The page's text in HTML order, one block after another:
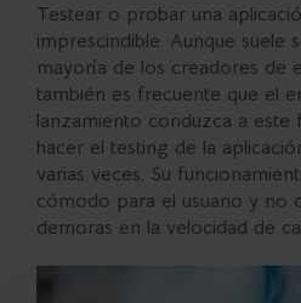
Testear o probar una
imprescindible. Aunque suele
mayoría de los creadores de
también es frecuente que el
lanzamiento conduzca a este
hacer el testing de la
varias veces. Su
cómodo para el usuario y no
demoras en la velocidad de